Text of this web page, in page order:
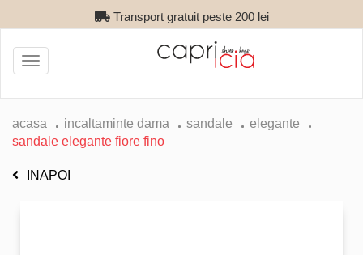
Transport gratuit peste 200 lei
Toggle
navigation
acasa incaltaminte dama sandale
elegante
sandale elegante fiore fino
INAPOI